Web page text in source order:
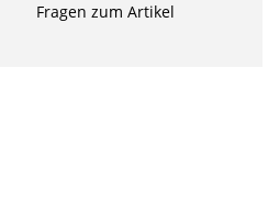
Fragen zum Artikel